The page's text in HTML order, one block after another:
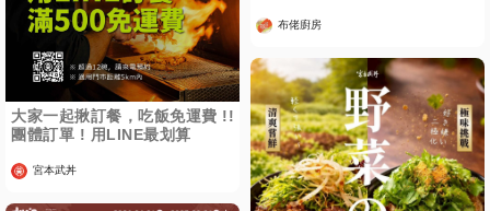
布佬廚房
大家一起揪訂餐，吃飯免運費 !!
團體訂單 ! 用LINE最划算
宮本武丼